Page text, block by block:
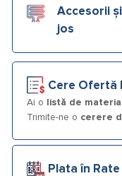
Accesorii
jos
Cere Ofertă
Ai o listă de
Trimite-ne o cerere
Plata în